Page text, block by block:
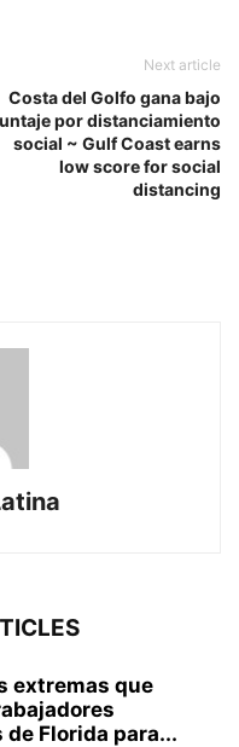
Next article
Costa del Golfo gana bajo
por distanciamiento
social ~ Gulf Coast earns
low score for social
distancing
extremas que
Florida para...